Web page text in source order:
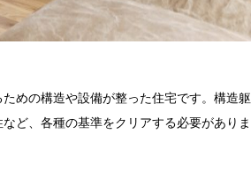
めの構造や設備が整った住宅です。構造躯
ど、各種の基準をクリアする必要がありま